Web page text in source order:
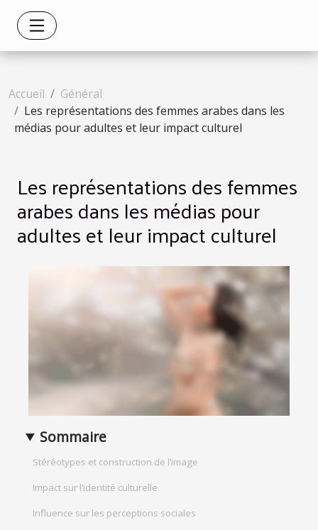
Accueil
Général
Les représentations des femmes arabes dans les
médias pour adultes et leur impact culturel
Les représentations des femmes
arabes dans les médias pour
adultes et leur impact culturel
Sommaire
Stéréotypes et construction de l’image
Impact sur l’identité culturelle
Influence sur les perceptions sociales